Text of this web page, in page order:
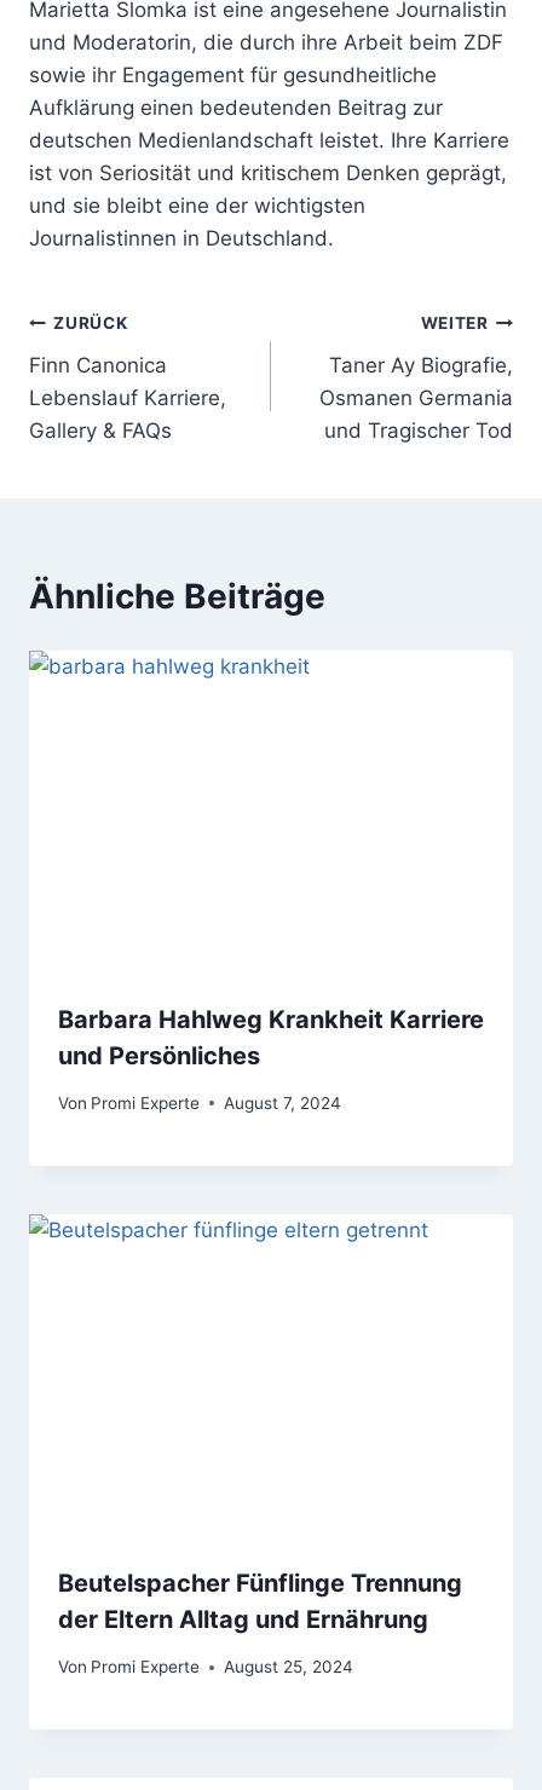
Marietta Slomka ist eine angesehene Journalistin
und Moderatorin, die durch ihre Arbeit beim ZDF
sowie ihr Engagement für gesundheitliche
Aufklärung einen bedeutenden Beitrag zur
deutschen Medienlandschaft leistet. Ihre Karriere
ist von Seriosität und kritischem Denken geprägt,
und sie bleibt eine der wichtigsten
Journalistinnen in Deutschland.
Beitragsnavigation
ZURÜCK
Finn Canonica
Lebenslauf Karriere,
Gallery & FAQs
WEITER
Taner Ay Biografie,
Osmanen Germania
und Tragischer Tod
Ähnliche Beiträge
Barbara Hahlweg Krankheit Karriere
und Persönliches
Von Promi Experte August 7, 2024
Beutelspacher Fünflinge Trennung
der Eltern Alltag und Ernährung
Von Promi Experte August 25, 2024